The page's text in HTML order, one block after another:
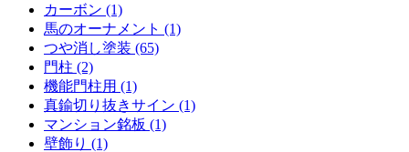
カーボン (1)
馬のオーナメント (1)
つや消し塗装 (65)
門柱 (2)
機能門柱用 (1)
真鍮切り抜きサイン (1)
マンション銘板 (1)
壁飾り (1)